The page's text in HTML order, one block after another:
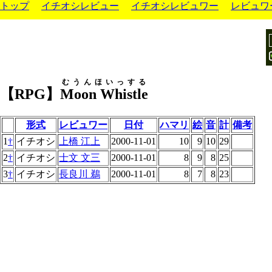
トップ イチオシレビュー イチオシレビュワー レビュワ
【RPG】 Moon Whistle
むうんほいっする
形式 レビュワー 日付 ハマリ 絵 音 計 備考
1† イチオシ 上橋 江上 2000-11-01 10 9 10 29
2† イチオシ 士文 文三 2000-11-01 8 9 8 25
3† イチオシ 長良川 鵜 2000-11-01 8 7 8 23